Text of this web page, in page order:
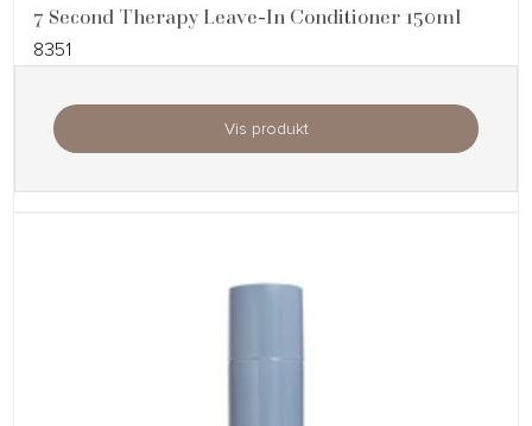
7 Second Therapy Leave-In Conditioner 150ml
8351
Vis produkt